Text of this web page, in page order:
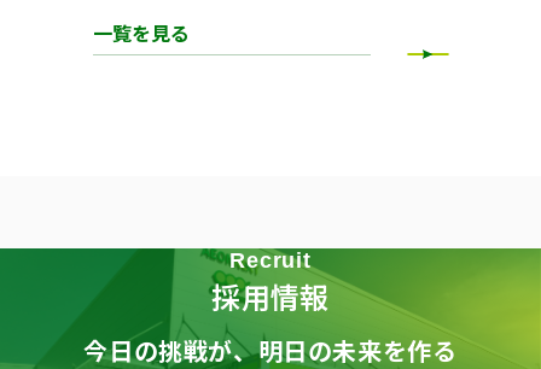
一覧を見る
Recruit
採用情報
今日の挑戦が、明日の未来を作る